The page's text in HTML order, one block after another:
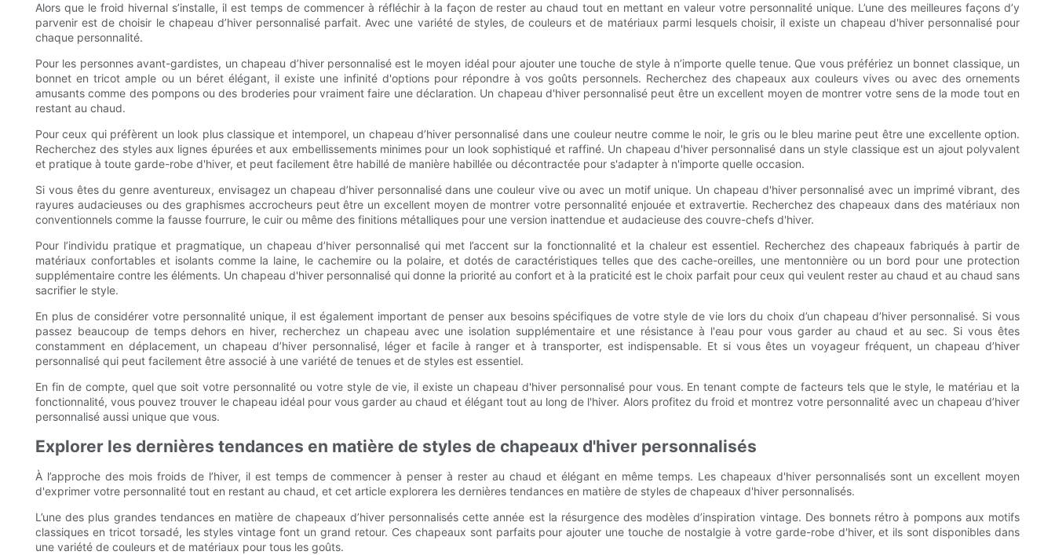
Alors que le froid hivernal s’installe, il est temps de commencer à réfléchir à la façon de rester au chaud tout en mettant en valeur votre personnalité unique. L’une des meilleures façons d’y
parvenir est de choisir le chapeau d’hiver personnalisé parfait. Avec une variété de styles, de couleurs et de matériaux parmi lesquels choisir, il existe un chapeau d'hiver personnalisé pour
chaque personnalité.
Pour les personnes avant-gardistes, un chapeau d’hiver personnalisé est le moyen idéal pour ajouter une touche de style à n’importe quelle tenue. Que vous préfériez un bonnet classique, un
bonnet en tricot ample ou un béret élégant, il existe une infinité d'options pour répondre à vos goûts personnels. Recherchez des chapeaux aux couleurs vives ou avec des ornements
amusants comme des pompons ou des broderies pour vraiment faire une déclaration. Un chapeau d'hiver personnalisé peut être un excellent moyen de montrer votre sens de la mode tout en
restant au chaud.
Pour ceux qui préfèrent un look plus classique et intemporel, un chapeau d’hiver personnalisé dans une couleur neutre comme le noir, le gris ou le bleu marine peut être une excellente option.
Recherchez des styles aux lignes épurées et aux embellissements minimes pour un look sophistiqué et raffiné. Un chapeau d'hiver personnalisé dans un style classique est un ajout polyvalent
et pratique à toute garde-robe d'hiver, et peut facilement être habillé de manière habillée ou décontractée pour s'adapter à n'importe quelle occasion.
Si vous êtes du genre aventureux, envisagez un chapeau d’hiver personnalisé dans une couleur vive ou avec un motif unique. Un chapeau d'hiver personnalisé avec un imprimé vibrant, des
rayures audacieuses ou des graphismes accrocheurs peut être un excellent moyen de montrer votre personnalité enjouée et extravertie. Recherchez des chapeaux dans des matériaux non
conventionnels comme la fausse fourrure, le cuir ou même des finitions métalliques pour une version inattendue et audacieuse des couvre-chefs d'hiver.
Pour l’individu pratique et pragmatique, un chapeau d’hiver personnalisé qui met l’accent sur la fonctionnalité et la chaleur est essentiel. Recherchez des chapeaux fabriqués à partir de
matériaux confortables et isolants comme la laine, le cachemire ou la polaire, et dotés de caractéristiques telles que des cache-oreilles, une mentonnière ou un bord pour une protection
supplémentaire contre les éléments. Un chapeau d'hiver personnalisé qui donne la priorité au confort et à la praticité est le choix parfait pour ceux qui veulent rester au chaud et au chaud sans
sacrifier le style.
En plus de considérer votre personnalité unique, il est également important de penser aux besoins spécifiques de votre style de vie lors du choix d’un chapeau d’hiver personnalisé. Si vous
passez beaucoup de temps dehors en hiver, recherchez un chapeau avec une isolation supplémentaire et une résistance à l'eau pour vous garder au chaud et au sec. Si vous êtes
constamment en déplacement, un chapeau d’hiver personnalisé, léger et facile à ranger et à transporter, est indispensable. Et si vous êtes un voyageur fréquent, un chapeau d’hiver
personnalisé qui peut facilement être associé à une variété de tenues et de styles est essentiel.
En fin de compte, quel que soit votre personnalité ou votre style de vie, il existe un chapeau d'hiver personnalisé pour vous. En tenant compte de facteurs tels que le style, le matériau et la
fonctionnalité, vous pouvez trouver le chapeau idéal pour vous garder au chaud et élégant tout au long de l'hiver. Alors profitez du froid et montrez votre personnalité avec un chapeau d’hiver
personnalisé aussi unique que vous.
Explorer les dernières tendances en matière de styles de chapeaux d'hiver personnalisés
À l’approche des mois froids de l’hiver, il est temps de commencer à penser à rester au chaud et élégant en même temps. Les chapeaux d'hiver personnalisés sont un excellent moyen
d'exprimer votre personnalité tout en restant au chaud, et cet article explorera les dernières tendances en matière de styles de chapeaux d'hiver personnalisés.
L’une des plus grandes tendances en matière de chapeaux d’hiver personnalisés cette année est la résurgence des modèles d’inspiration vintage. Des bonnets rétro à pompons aux motifs
classiques en tricot torsadé, les styles vintage font un grand retour. Ces chapeaux sont parfaits pour ajouter une touche de nostalgie à votre garde-robe d'hiver, et ils sont disponibles dans
une variété de couleurs et de matériaux pour tous les goûts.